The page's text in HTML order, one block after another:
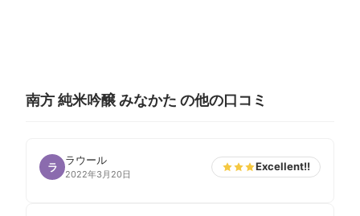
南方 純米吟醸 みなかた の他の口コミ
ラ
ラウール
2022年3月20日
Excellent!!